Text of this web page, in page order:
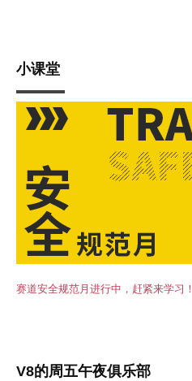
小课堂
赛道安全规范月进行中，赶紧来学习！
V8的周五午夜俱乐部